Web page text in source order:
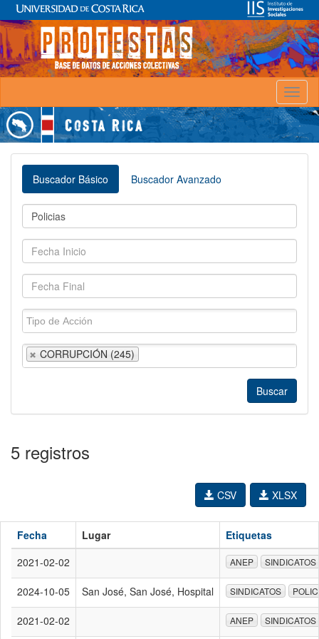
Buscador Básico Buscador Avanzado
CORRUPCIÓN (245)
5 registros
XLSX
CSV
Fecha Lugar
Etiquetas
2021-02-02
ANEP SINDICATOS
2024-10-05 San José, San José, Hospital SINDICATOS
2021-02-02 ANEP SINDICATOS